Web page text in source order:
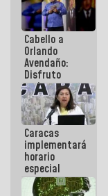
las
operaciones
en el
Aeropuerto
Internacional
de
Maiquetía
Cabello a
Orlando
Avendaño:
Disfruto
cada vez
que escribes
porque lo
que haces
es
embarrarla
Caracas
implementará
horario
especial
para
adaptarse